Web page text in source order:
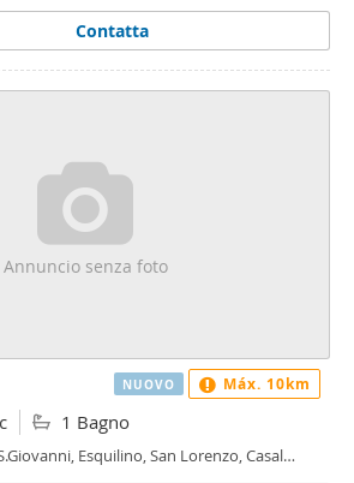
Contatta
Annuncio senza foto
1 Bagno
Esquilino, San Lorenzo, Casal
NUOVO Máx. 10km